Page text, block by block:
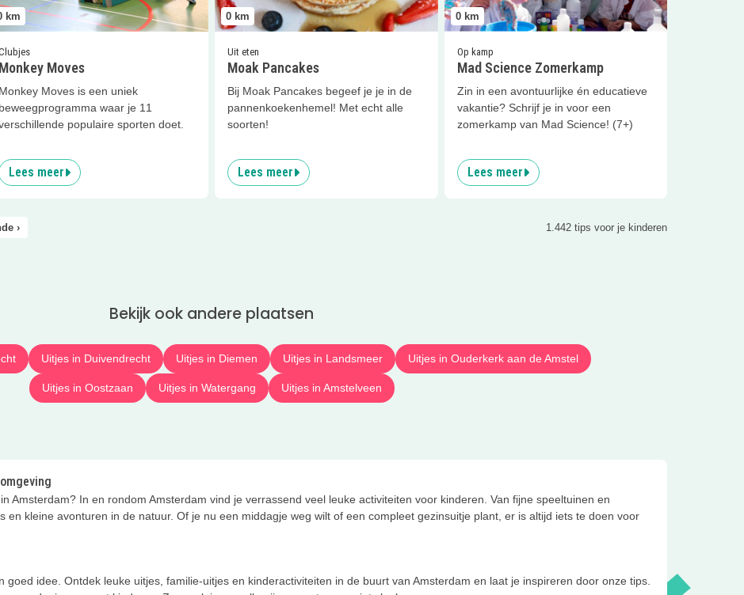
km
Monkey Moves
Monkey Moves is een uniek
beweegprogramma waar je 11
populaire sporten doet.
Lees meer
0 km
Uit eten
Moak Pancakes
Bij Moak Pancakes begeef je je in de
pannenkoekenhemel! Met echt alle
soorten!
Lees meer
0 km
Op kamp
Mad Science Zomerkamp
Zin in een avontuurlijke én educatieve
vakantie? Schrijf je in voor een
zomerkamp van Mad Science! (7+)
Lees meer
› 1.442 tips voor je kinderen
Bekijk ook andere plaatsen
Uitjes in Duivendrecht Uitjes in Diemen Uitjes in Landsmeer Uitjes in Ouderkerk aan de Amstel
Uitjes in Oostzaan Uitjes in Watergang Uitjes in Amstelveen
Amsterdam? In en rondom Amsterdam vind je verrassend veel leuke activiteiten voor kinderen. Van fijne speeltuinen en
en kleine avonturen in de natuur. Of je nu een middagje weg wilt of een compleet gezinsuitje plant, er is altijd iets te doen voor
goed idee. Ontdek leuke uitjes, familie-uitjes en kinderactiviteiten in de buurt van Amsterdam en laat je inspireren door onze tips.